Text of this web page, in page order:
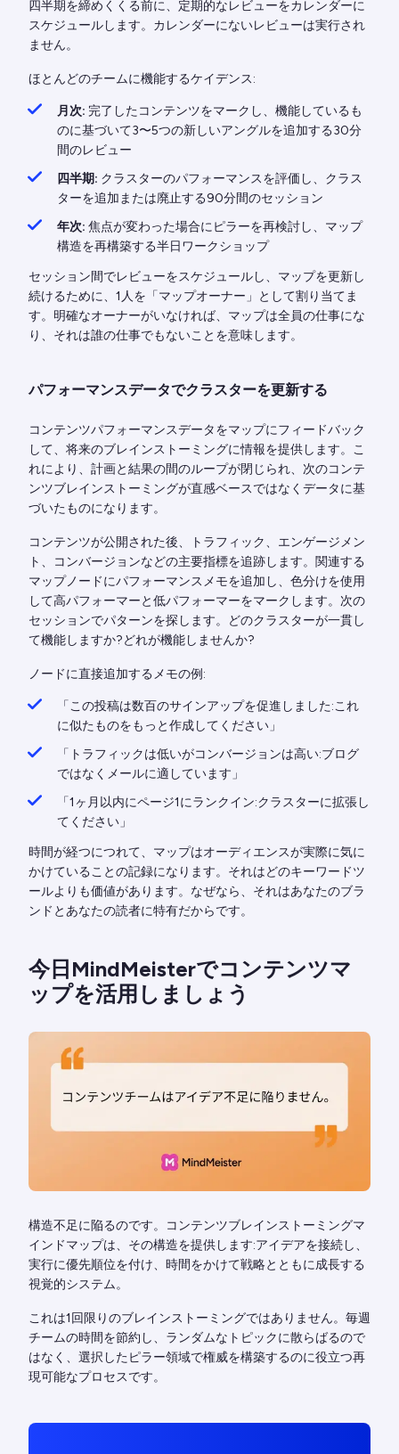
四半期を締めくくる前に、定期的なレビューをカレンダーに
スケジュールします。カレンダーにないレビューは実行され
ません。
ほとんどのチームに機能するケイデンス:
月次: 完了したコンテンツをマークし、機能しているも
のに基づいて3〜5つの新しいアングルを追加する30分
間のレビュー
四半期: クラスターのパフォーマンスを評価し、クラス
ターを追加または廃止する90分間のセッション
年次: 焦点が変わった場合にピラーを再検討し、マップ
構造を再構築する半日ワークショップ
セッション間でレビューをスケジュールし、マップを更新し
続けるために、1人を「マップオーナー」として割り当てま
す。明確なオーナーがいなければ、マップは全員の仕事にな
り、それは誰の仕事でもないことを意味します。
パフォーマンスデータでクラスターを更新する
コンテンツパフォーマンスデータをマップにフィードバック
して、将来のブレインストーミングに情報を提供します。こ
れにより、計画と結果の間のループが閉じられ、次のコンテ
ンツブレインストーミングが直感ベースではなくデータに基
づいたものになります。
コンテンツが公開された後、トラフィック、エンゲージメン
ト、コンバージョンなどの主要指標を追跡します。関連する
マップノードにパフォーマンスメモを追加し、色分けを使用
して高パフォーマーと低パフォーマーをマークします。次の
セッションでパターンを探します。どのクラスターが一貫し
て機能しますか?どれが機能しませんか?
ノードに直接追加するメモの例:
「この投稿は数百のサインアップを促進しました:これ
に似たものをもっと作成してください」
「トラフィックは低いがコンバージョンは高い:ブログ
ではなくメールに適しています」
「1ヶ月以内にページ1にランクイン:クラスターに拡張し
てください」
時間が経つにつれて、マップはオーディエンスが実際に気に
かけていることの記録になります。それはどのキーワードツ
ールよりも価値があります。なぜなら、それはあなたのブラ
ンドとあなたの読者に特有だからです。
今日MindMeisterでコンテンツマ
ップを活用しましょう
構造不足に陥るのです。コンテンツブレインストーミングマ
インドマップは、その構造を提供します:アイデアを接続し、
実行に優先順位を付け、時間をかけて戦略とともに成長する
視覚的システム。
これは1回限りのブレインストーミングではありません。毎週
チームの時間を節約し、ランダムなトピックに散らばるので
はなく、選択したピラー領域で権威を構築するのに役立つ再
現可能なプロセスです。